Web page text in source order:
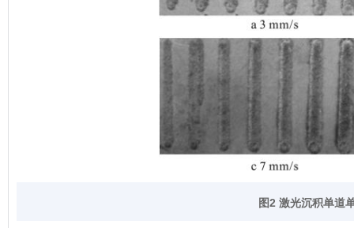
图2 激光沉积单道